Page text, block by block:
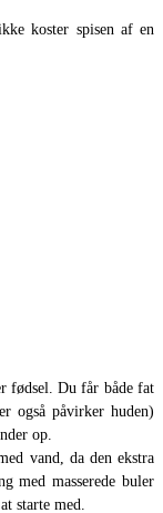
koster spisen af en
fødsel. Du får både fat
også påvirker huden)
op.
vand, da den ekstra
med masserede buler
starte med.